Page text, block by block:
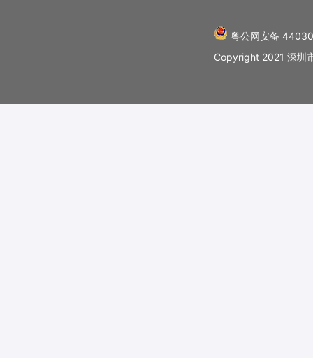
粤公网安备
Copyright 2021 深圳